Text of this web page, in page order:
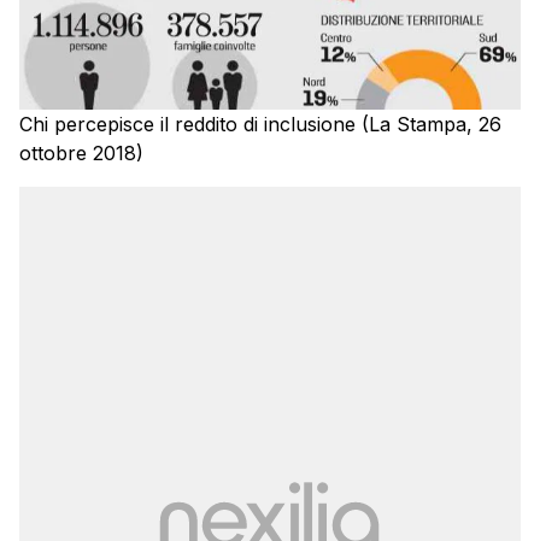
Chi percepisce il reddito di inclusione (La Stampa, 26
ottobre 2018)